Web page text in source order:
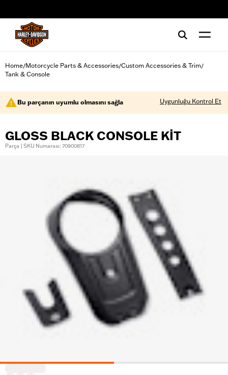
Home/Motorcycle Parts & Accessories/Custom Accessories & Trim/
Tank & Console
Bu parçanın uyumlu olmasını sağla Uygunluğu Kontrol Et
GLOSS BLACK CONSOLE KIT
Parça | SKU Numarası: 70900817